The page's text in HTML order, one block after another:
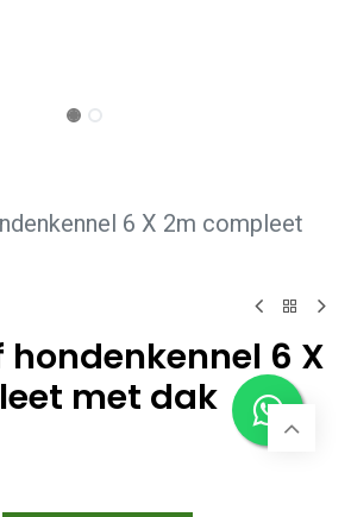
6 X 2m compleet
6 X
met dak